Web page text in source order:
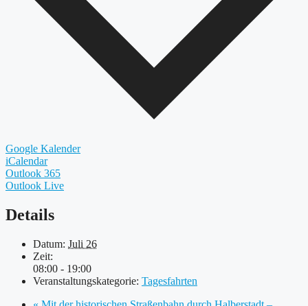
Google Kalender
iCalendar
Outlook 365
Outlook Live
Details
Datum: Juli 26
Zeit:
08:00 - 19:00
Veranstaltungskategorie: Tagesfahrten